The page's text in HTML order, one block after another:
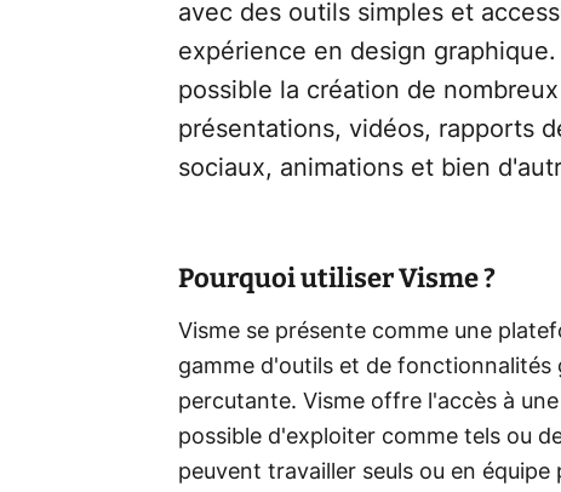
avec des outils simples et
expérience en design
possible la création de
présentations, vidéos, rapports
sociaux, animations et bien
Pourquoi utiliser Visme ?
Visme se présente comme une
gamme d'outils et de fonctionnalités
percutante. Visme offre l'accès à
possible d'exploiter comme tels ou
peuvent travailler seuls ou en